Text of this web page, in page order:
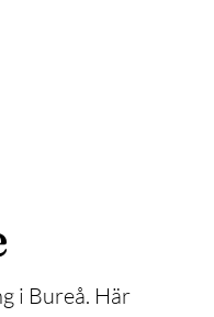
i Bureå. Här